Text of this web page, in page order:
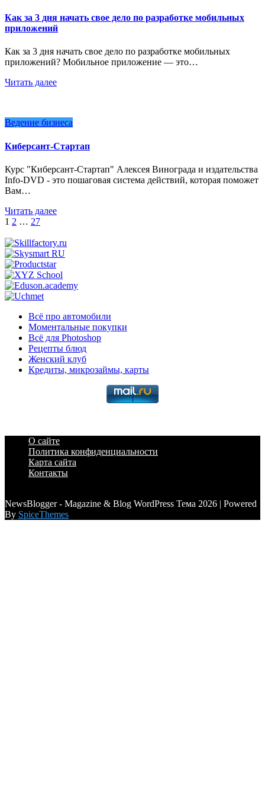
Как за 3 дня начать свое дело по разработке мобильных
приложений
Как за 3 дня начать свое дело по разработке мобильных
приложений? Мобильное приложение — это…
Читать далее
Ведение бизнеса
Киберсант-Стартап
Курс "Киберсант-Стартап" Алексея Винограда и издательства
Info-DVD - это пошаговая система действий, которая поможет
Вам…
Читать далее
Пагинация
записей
1 2 … 27
Всё про автомобили
Моментальные покупки
Всё для Photoshop
Рецепты блюд
Женский клуб
Кредиты, микрозаймы, карты
О сайте
Политика конфиденциальности
Карта сайта
Контакты
NewsBlogger - Magazine & Blog WordPress Тема 2026 | Powered
By SpiceThemes